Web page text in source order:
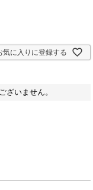
気に入りに登録する
ざいません。